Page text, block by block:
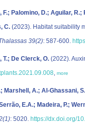
Palomino, D.; Aguilar,
C. (2023). Habitat suitability
39(2): 587-600.
De Clerck, O. (2022).
, more
Marshell, A.; Al-Ghassani,
E.A.; Madeira, P.;
: 5020. https://dx.doi.org/